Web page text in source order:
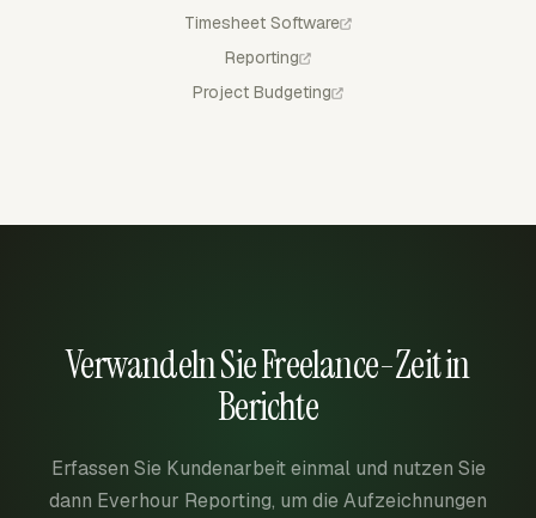
Timesheet Software
Reporting
Project Budgeting
Verwandeln Sie Freelance-Zeit in
Berichte
Erfassen Sie Kundenarbeit einmal und nutzen Sie
dann Everhour Reporting, um die Aufzeichnungen